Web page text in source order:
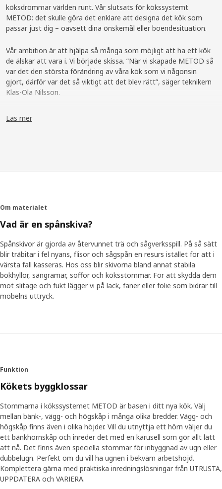
köksdrömmar världen runt. Vår slutsats för kökssystemt
METOD: det skulle göra det enklare att designa det kök som
passar just dig – oavsett dina önskemål eller boendesituation.
Vår ambition är att hjälpa så många som möjligt att ha ett kök
de älskar att vara i. Vi började skissa. ”När vi skapade METOD så
var det den största förändring av våra kök som vi någonsin
gjort, därför var det så viktigt att det blev rätt”, säger teknikern
Klas-Ola Nilsson.
Forskning från hela världen
Många människor drömmer om en öppen planlösning i köket,
En sak blev glasklar. ”Vi insåg att vi behöver ett kökssystem som
kan anpassas till olika stora utrymmen på ett sätt som aldrig
gjorts innan. Så vi utvecklade skåp som passar nästan var som
helst”, säger Klas-Ola. Olika skåpsstorlekar kan kombineras för
att passa rummet och passar ändå ihop – utan konstiga skarvar.
Den smarta insidan kan dessutom anpassas för att passa just
dina behov och köksaktiviteter.
Ett anpassningsbart kök stöttar just ditt sätt att laga mat –
METOD är färdigutvecklat. Människors förväntningar på ett
drömkök förändras. För att möta framtida behov kommer
METOD också att förändras”, säger Klas-Ola.
Läs mer
Om materialet
Vad är en spånskiva?
Spånskivor är gjorda av återvunnet trä och sågverksspill. På så sätt
blir träbitar i fel nyans, flisor och sågspån en resurs istället för att i
värsta fall kasseras. Hos oss blir skivorna bland annat stabila
bokhyllor, sängramar, soffor och köksstommar. För att skydda dem
mot slitage och fukt lägger vi på lack, faner eller folie som bidrar till
möbelns uttryck.
Funktion
Kökets byggklossar
Stommarna i kökssystemet METOD är basen i ditt nya kök. Välj
mellan bänk-, vägg- och högskåp i många olika bredder. Vägg- och
högskåp finns även i olika höjder. Vill du utnyttja ett hörn väljer du
ett bänkhörnskåp och inreder det med en karusell som gör allt lätt
att nå. Det finns även speciella stommar för inbyggnad av ugn eller
dubbelugn. Perfekt om du vill ha ugnen i bekväm arbetshöjd.
Komplettera gärna med praktiska inredningslösningar från UTRUSTA,
UPPDATERA och VARIERA.